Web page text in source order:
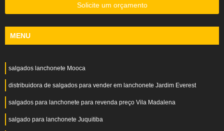
Solicite um orçamento
MENU
salgados lanchonete Mooca
distribuidora de salgados para vender em lanchonete Jardim Everest
salgados para lanchonete para revenda preço Vila Madalena
salgado para lanchonete Juquitiba